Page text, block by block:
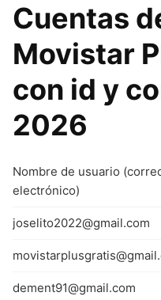
Cuentas
Movistar
con id y
2026
Nombre de usuario
electrónico)
joselito2022@gmail.com
dement91@gmail.com